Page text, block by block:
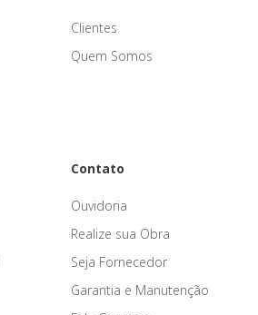
Clientes
Quem Somos
Contato
Ouvidoria
Realize sua Obra
Seja Fornecedor
Garantia e Manutenção